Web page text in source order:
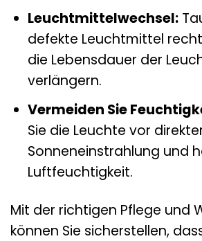
Leuchtmittelwechsel:
defekte Leuchtmittel
die Lebensdauer der
verlängern.
Vermeiden Sie
Sie die Leuchte vor
Sonneneinstrahlung und
Luftfeuchtigkeit.
Mit der richtigen Pflege und
können Sie sicherstellen,